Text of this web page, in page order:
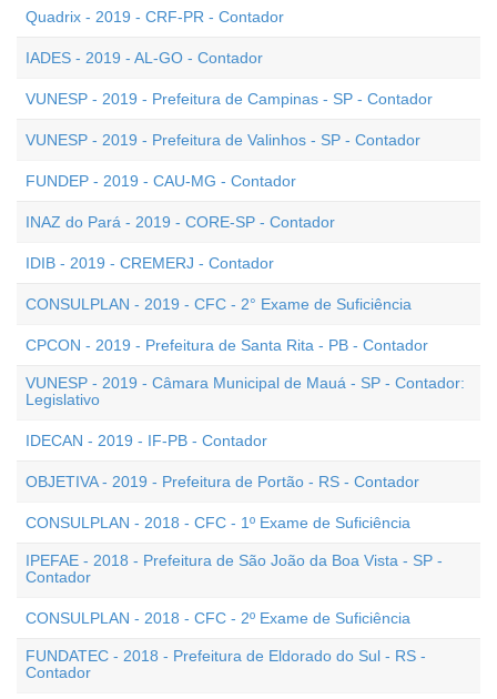
Quadrix - 2019 - CRF-PR - Contador
IADES - 2019 - AL-GO - Contador
VUNESP - 2019 - Prefeitura de Campinas - SP - Contador
VUNESP - 2019 - Prefeitura de Valinhos - SP - Contador
FUNDEP - 2019 - CAU-MG - Contador
INAZ do Pará - 2019 - CORE-SP - Contador
IDIB - 2019 - CREMERJ - Contador
CONSULPLAN - 2019 - CFC - 2° Exame de Suficiência
CPCON - 2019 - Prefeitura de Santa Rita - PB - Contador
VUNESP - 2019 - Câmara Municipal de Mauá - SP - Contador:
Legislativo
IDECAN - 2019 - IF-PB - Contador
OBJETIVA - 2019 - Prefeitura de Portão - RS - Contador
CONSULPLAN - 2018 - CFC - 1º Exame de Suficiência
IPEFAE - 2018 - Prefeitura de São João da Boa Vista - SP -
Contador
CONSULPLAN - 2018 - CFC - 2º Exame de Suficiência
FUNDATEC - 2018 - Prefeitura de Eldorado do Sul - RS -
Contador